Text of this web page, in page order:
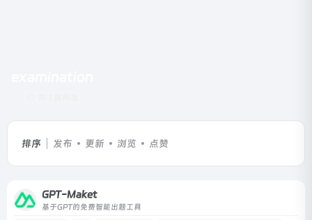
排序 发布 更新 浏览 点赞
GPT-Maket
基于GPT的免费智能出题工具